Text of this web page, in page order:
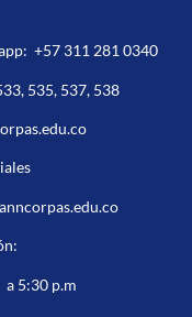
+57 311 281 0340
535, 537, 538
a 5:30 p.m